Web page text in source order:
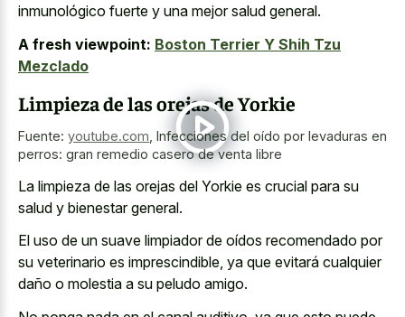
inmunológico fuerte y una mejor salud general.
A fresh viewpoint: Boston Terrier Y Shih Tzu
Mezclado
Limpieza de las orejas de Yorkie
Fuente: youtube.com Infecciones del oído por levaduras en
perros: gran remedio casero de venta libre
La limpieza de las orejas del Yorkie es crucial para su
salud y bienestar general.
El uso de un suave limpiador de oídos recomendado por
su veterinario es imprescindible, ya que evitará cualquier
daño o molestia a su peludo amigo.